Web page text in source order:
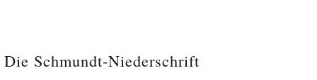
Die Schmundt-Niederschrift